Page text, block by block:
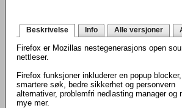
Beskrivelse Info Alle versjoner
Firefox er Mozillas nestegenerasjons open
nettleser.
Firefox funksjoner inkluderer en popup
smartere søk, bedre sikkerhet og personvern
alternativer, problemfri nedlasting manager og
mye mer.